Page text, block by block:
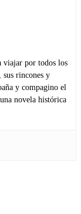
viajar por todos los
sus rincones y
y compagino el
novela histórica